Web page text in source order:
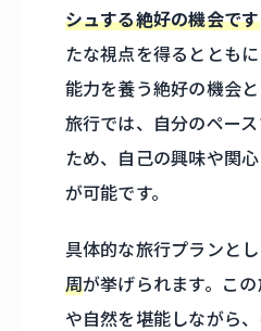
シュする絶好の機会です
たな視点を得るととも
能力を養う絶好の機会
旅行では、自分のペー
ため、自己の興味や関
が可能です。
具体的な旅行プランと
周が挙げられます。こ
や自然を堪能しながら